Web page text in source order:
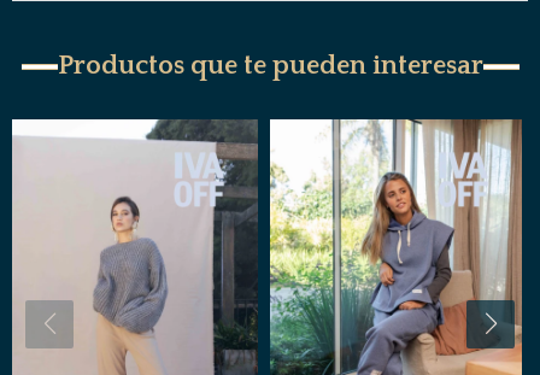
Productos que te pueden interesar